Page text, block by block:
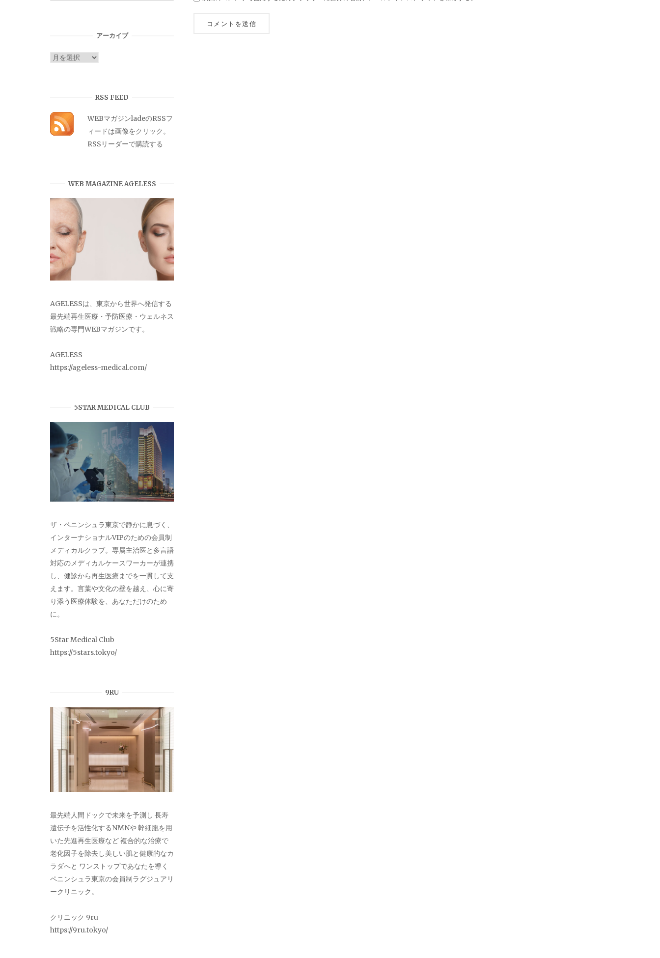
アーカイブ
ア
RSS FEED
WEBマガジンladeのRSSフ
ィードは画像をクリック。
RSSリーダーで購読する
WEB MAGAZINE AGELESS
AGELESSは、東京から世界へ発信する
最先端再生医療・予防医療・ウェルネス
戦略の専門WEBマガジンです。
AGELESS
https://ageless-medical.com/
5STAR MEDICAL CLUB
ザ・ペニンシュラ東京で静かに息づく、
インターナショナルVIPのための会員制
メディカルクラブ。専属主治医と多言語
対応のメディカルケースワーカーが連携
し、健診から再生医療までを一貫して支
えます。言葉や文化の壁を越え、心に寄
り添う医療体験を、あなただけのため
に。
5Star Medical Club
https://5stars.tokyo/
9RU
最先端人間ドックで未来を予測し 長寿
遺伝子を活性化するNMNや 幹細胞を用
いた先進再生医療など 複合的な治療で
老化因子を除去し美しい肌と健康的なカ
ラダへと ワンストップであなたを導く
ペニンシュラ東京の会員制ラグジュアリ
ークリニック。
クリニック 9ru
https://9ru.tokyo/